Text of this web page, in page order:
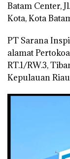
Batam Center,
Kota, Kota
PT Sarana
alamat
RT.1/RW.3,
Kepulauan